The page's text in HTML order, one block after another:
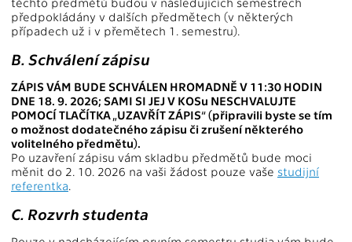
předpokládány v dalších předmětech (v některých
případech už i v přemětech 1. semestru).
B. Schválení zápisu
ZÁPIS VÁM BUDE SCHVÁLEN HROMADNĚ V 11:30 HODIN
DNE 18. 9. 2026; SAMI SI JEJ V KOSu NESCHVALUJTE
POMOCÍ TLAČÍTKA „UZAVŘÍT ZÁPIS“ (připravili byste se tím
o možnost dodatečného zápisu či zrušení některého
volitelného předmětu).
Po uzavření zápisu vám skladbu předmětů bude moci
měnit do 2. 10. 2026 na vaši žádost pouze vaše studijní
referentka.
C. Rozvrh studenta